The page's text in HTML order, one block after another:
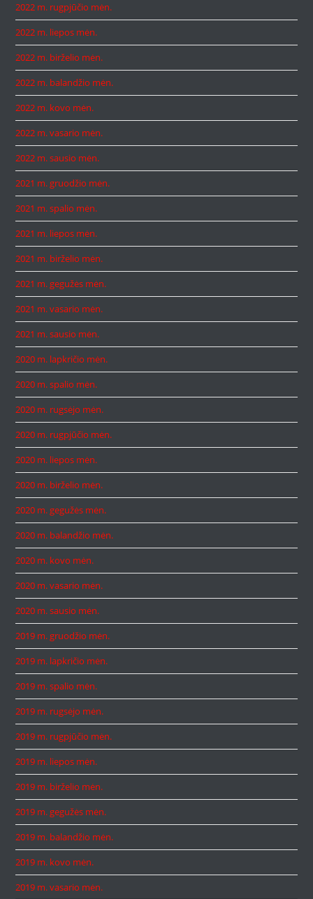
2022 m. rugpjūčio mėn.
2022 m. liepos mėn.
2022 m. birželio mėn.
2022 m. balandžio mėn.
2022 m. kovo mėn.
2022 m. vasario mėn.
2022 m. sausio mėn.
2021 m. gruodžio mėn.
2021 m. spalio mėn.
2021 m. liepos mėn.
2021 m. birželio mėn.
2021 m. gegužės mėn.
2021 m. vasario mėn.
2021 m. sausio mėn.
2020 m. lapkričio mėn.
2020 m. spalio mėn.
2020 m. rugsėjo mėn.
2020 m. rugpjūčio mėn.
2020 m. liepos mėn.
2020 m. birželio mėn.
2020 m. gegužės mėn.
2020 m. balandžio mėn.
2020 m. kovo mėn.
2020 m. vasario mėn.
2020 m. sausio mėn.
2019 m. gruodžio mėn.
2019 m. lapkričio mėn.
2019 m. spalio mėn.
2019 m. rugsėjo mėn.
2019 m. rugpjūčio mėn.
2019 m. liepos mėn.
2019 m. birželio mėn.
2019 m. gegužės mėn.
2019 m. balandžio mėn.
2019 m. kovo mėn.
2019 m. vasario mėn.